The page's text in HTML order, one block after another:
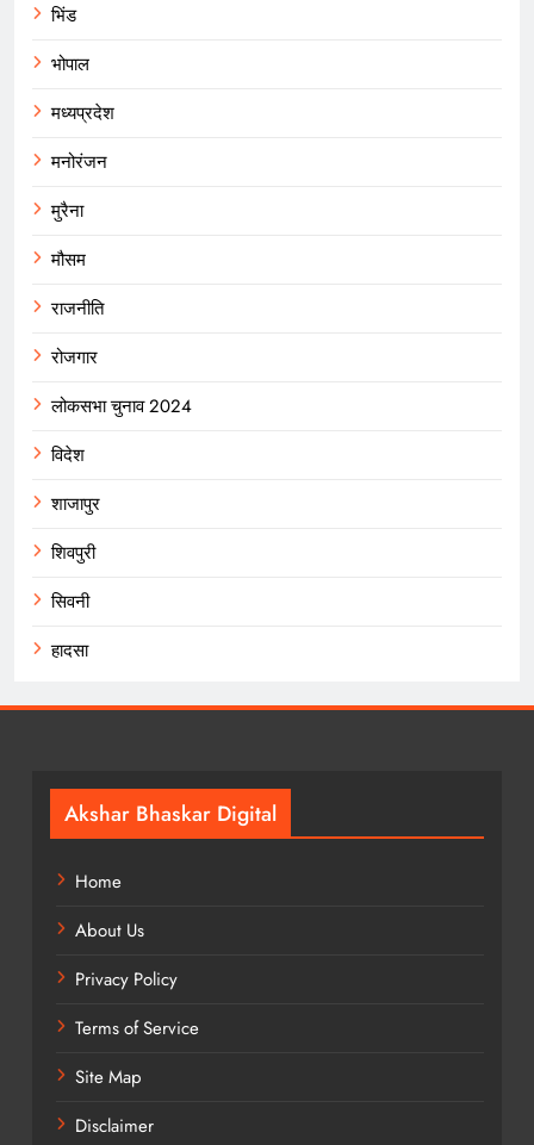
भिंड
भोपाल
मध्यप्रदेश
मनोरंजन
मुरैना
मौसम
राजनीति
रोजगार
लोकसभा चुनाव 2024
विदेश
शाजापुर
शिवपुरी
सिवनी
हादसा
Akshar Bhaskar Digital
Home
About Us
Privacy Policy
Terms of Service
Site Map
Disclaimer